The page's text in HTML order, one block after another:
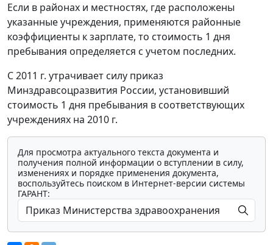
Если в районах и местностях, где расположены
указанные учреждения, применяются районные
коэффициенты к зарплате, то стоимость 1 дня
пребывания определяется с учетом последних.
С 2011 г. утрачивает силу приказ
Минздравсоцразвития России, установивший
стоимость 1 дня пребывания в соответствующих
учреждениях на 2010 г.
Для просмотра актуального текста документа и
получения полной информации о вступлении в силу,
изменениях и порядке применения документа,
воспользуйтесь поиском в Интернет-версии системы
ГАРАНТ: